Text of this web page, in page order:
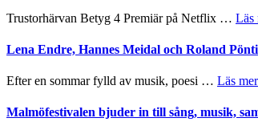
Trustorhärvan Betyg 4 Premiär på Netflix … Läs
Lena Endre, Hannes Meidal och Roland
Efter en sommar fylld av musik, poesi … Läs mer
Malmöfestivalen bjuder in till sång, musik,